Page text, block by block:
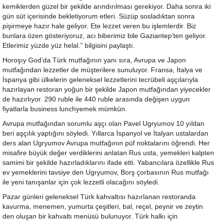
kemiklerden güzel bir şekilde arındırılması gerekiyor. Daha sonra iki
gün süt içerisinde bekletiyorum etleri. Süzüp sosladıktan sonra
pişirmeye hazır hale geliyor. Ete lezzet veren bu işlemlerdir. Biz
bunlara özen gösteriyoruz, acı biberimiz bile Gaziantep’ten geliyor.
Etlerimiz yüzde yüz helal.” bilgisini paylaştı.
Horoşıy God’da Türk mutfağının yanı sıra, Avrupa ve Japon
mutfağından lezzetler de müşterilere sunuluyor. Fransa, İtalya ve
İspanya gibi ülkelerin geleneksel lezzetlerini tecrübeli aşçılarıyla
hazırlayan restoran yoğun bir şekilde Japon mutfağından yiyecekler
de hazırlıyor. 290 ruble ile 440 ruble arasında değişen uygun
fiyatlarla business lunchyemek mümkün.
Avrupa mutfağından sorumlu aşçı olan Pavel Ugryumov 10 yıldan
beri aşçılık yaptığını söyledi. Yıllarca İspanyol ve İtalyan ustalardan
ders alan Ugryumov Avrupa mutfağının püf noktalarını öğrendi. Her
misafire büyük değer verdiklerini anlatan Rus usta, yemekleri kalpten
samimi bir şekilde hazırladıklarını ifade etti. Yabancılara özellikle Rus
ev yemeklerini tavsiye den Ugryumov, Borş çorbasının Rus mutfağı
ile yeni tanışanlar için çok lezzetli olacağını söyledi.
Pazar günleri geleneksel Türk kahvaltısı hazırlanan restoranda
kavurma, menemen, yumurta çeşitleri, bal, reçel, peynir ve zeytin
den oluşan bir kahvaltı menüsü bulunuyor. Türk halkı için